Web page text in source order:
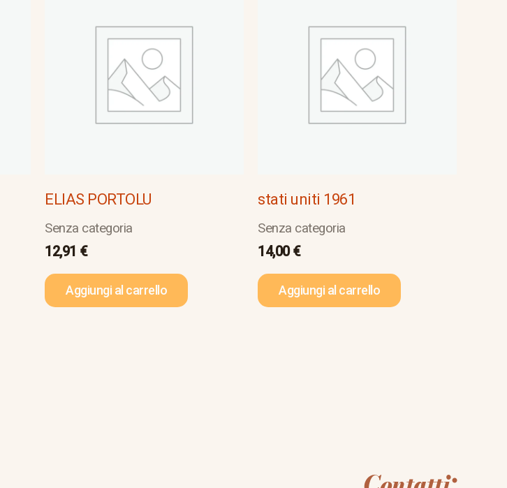
ELIAS PORTOLU
Senza categoria
12,91 €
Aggiungi al carrello
stati uniti 1961
Senza categoria
14,00€
Aggiungi al carrello